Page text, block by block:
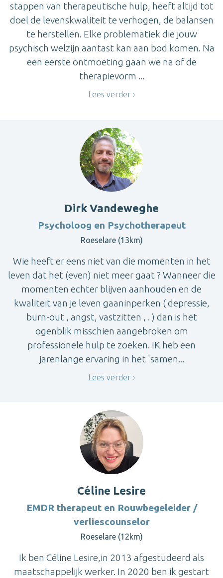
stappen van therapeutische hulp, heeft altijd tot
doel de levenskwaliteit te verhogen, de balansen
te herstellen. Elke problematiek die jouw
psychisch welzijn aantast kan aan bod komen. Na
een eerste ontmoeting gaan we na of de
therapievorm ...
Lees verder
Dirk Vandeweghe
Psycholoog en Psychotherapeut
Roeselare (13km)
Wie heeft er eens niet van die momenten in het
leven dat het (even) niet meer gaat ? Wanneer die
momenten echter blijven aanhouden en de
kwaliteit van je leven gaaninperken ( depressie,
burn-out , angst, vastzitten , . ) dan is het
ogenblik misschien aangebroken om
professionele hulp te zoeken. IK heb een
jarenlange ervaring in het 'samen...
Lees verder
Céline Lesire
EMDR therapeut en Rouwbegeleider /
verliescounselor
Roeselare (12km)
Ik ben Céline Lesire,in 2013 afgestudeerd als
maatschappelijk werker. In 2020 ben ik gestart